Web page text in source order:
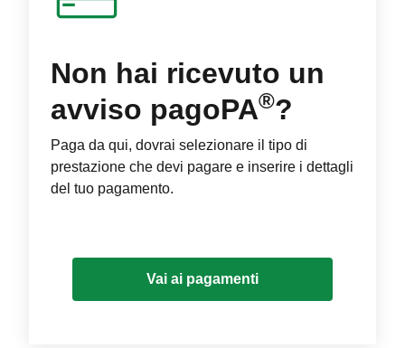
Non hai ricevuto un
avviso pagoPA®?
Paga da qui, dovrai selezionare il tipo di
prestazione che devi pagare e inserire i dettagli
del tuo pagamento.
Vai ai pagamenti